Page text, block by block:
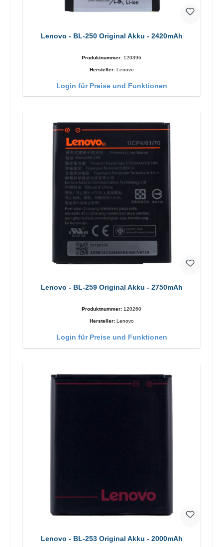
Lenovo - BL-250 Original Akku - 2420mAh
Produktnummer: 120396
Hersteller: Lenovo
Login für Preise und Funktionen
Lenovo - BL-259 Original Akku - 2750mAh
Produktnummer: 120260
Hersteller: Lenovo
Login für Preise und Funktionen
Lenovo - BL-253 Original Akku - 2000mAh